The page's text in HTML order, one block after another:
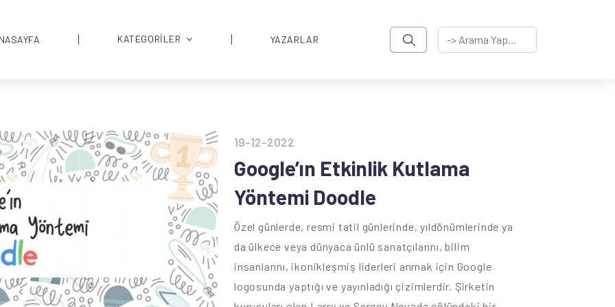
KATEGORİLER YAZARLAR
19-12-2022
Google’ın Etkinlik Kutlama
Yöntemi Doodle
Özel günlerde, resmi tatil günlerinde, yıldönümlerinde ya
da ülkece veya dünyaca ünlü sanatçılarını, bilim
insanlarını, ikonikleşmiş liderleri anmak için Google
logosunda yaptığı ve yayınladığı çizimlerdir. Şirketin